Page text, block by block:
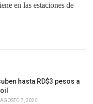
en las estaciones de
hasta RD$3 pesos a
AGOSTO 7, 2026